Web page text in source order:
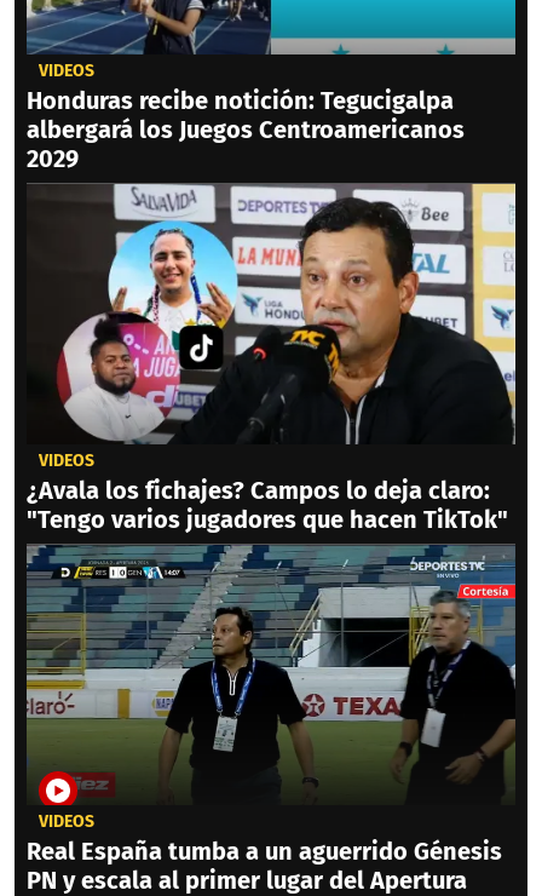
VIDEOS
Honduras recibe notición: Tegucigalpa
albergará los Juegos Centroamericanos
2029
VIDEOS
¿Avala los fichajes? Campos lo deja claro:
"Tengo varios jugadores que hacen TikTok"
VIDEOS
Real España tumba a un aguerrido Génesis
PN y escala al primer lugar del Apertura